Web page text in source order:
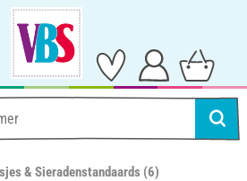
& Sieradenstandaards (6)